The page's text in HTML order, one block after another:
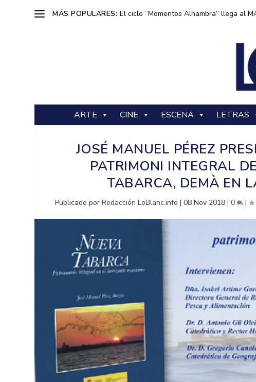
MÁS POPULARES: El ciclo “Momentos Alhambra” llega al
ARTE CINE ESCENA LETRAS
JOSÉ MANUEL PÉREZ
PATRIMONI INTEGRAL
TABARCA, DEMÀ EN
Publicado porRedacción LoBlanc.info |08 Nov 2018 |0 |